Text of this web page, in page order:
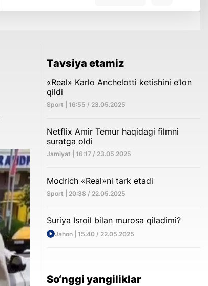
Tavsiya etamiz
«Real» Karlo Anchelotti ketishini e’lon
qildi
Sport | 16:55 / 23.05.2025
Netflix Amir Temur haqidagi filmni
suratga oldi
Jamiyat | 16:17 / 23.05.2025
Modrich «Real»ni tark etadi
Sport | 20:38 / 22.05.2025
Suriya Isroil bilan murosa qiladimi?
Jahon | 15:40 / 22.05.2025
So‘nggi yangiliklar